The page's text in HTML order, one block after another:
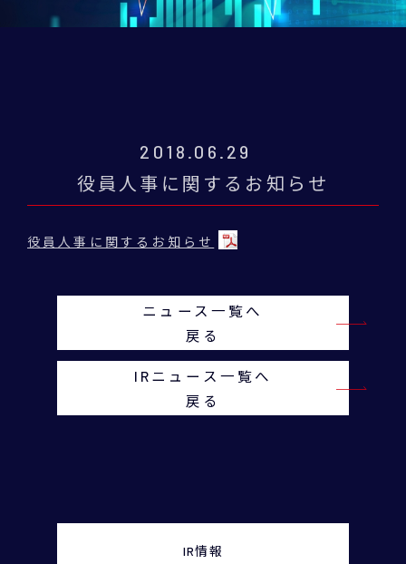
2018.06.29
役員人事に関するお知らせ
役員人事に関するお知らせ
ニュース一覧へ
戻る
IRニュース一覧へ
戻る
IR情報